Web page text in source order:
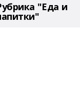
"Еда и